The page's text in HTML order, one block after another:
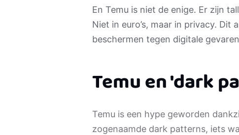
En Temu is niet de enige. Er zijn
Niet in euro’s, maar in privacy.
beschermen tegen digitale
Temu en 'dark
Temu is een hype geworden
zogenaamde dark patterns, iets